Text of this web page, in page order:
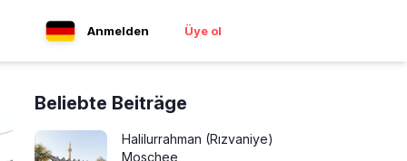
Anmelden Üye ol
Beliebte Beiträge
Halilurrahman (Rızvaniye)
Moschee